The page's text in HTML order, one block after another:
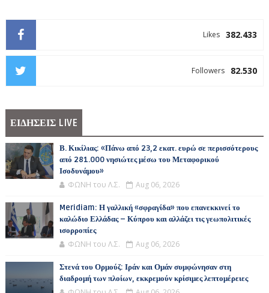
382.433
Likes
82.530
Followers
ΕΙΔΗΣΕΙΣ LIVE
Β. Κικίλιας: «Πάνω από 23,2 εκατ. ευρώ σε περισσότερους
από 281.000 νησιώτες μέσω του Μεταφορικού
Ισοδυνάμου»
ΦΩΝΗ του Λ.Σ. Aug 06, 2026
Meridiam: Η γαλλική «σφραγίδα» που επανεκκινεί το
καλώδιο Ελλάδας – Κύπρου και αλλάζει τις γεωπολιτικές
ισορροπίες
ΦΩΝΗ του Λ.Σ. Aug 06, 2026
Στενά του Ορμούζ: Ιράν και Ομάν συμφώνησαν στη
διαδρομή των πλοίων, εκκρεμούν κρίσιμες λεπτομέρειες